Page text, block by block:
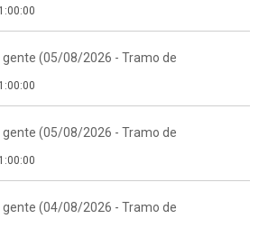
gente (05/08/2026 - Tramo de
gente (05/08/2026 - Tramo de
gente (04/08/2026 - Tramo de